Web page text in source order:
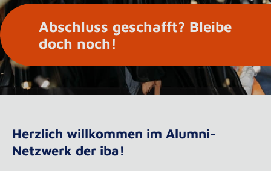
Abschluss geschafft? Bleibe
doch noch!
Herzlich willkommen im Alumni-
Netzwerk der iba!